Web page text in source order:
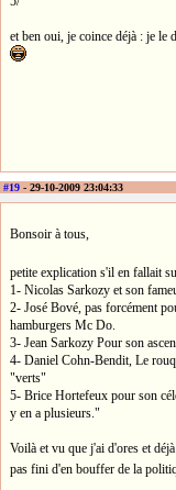
et ben oui, je coince déjà : je le
#19 - 29-10-2009 23:04:33
Bonsoir à tous,
petite explication s'il en fallait
1- Nicolas Sarkozy et son
2- José Bové, pas forcément
hamburgers Mc Do.
3- Jean Sarkozy Pour son
4- Daniel Cohn-Bendit, Le
"verts"
5- Brice Hortefeux pour son
y en a plusieurs."
Voilà et vu que j'ai d'ores et
pas fini d'en bouffer de la